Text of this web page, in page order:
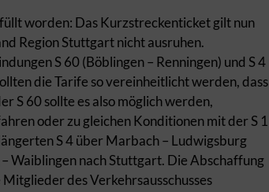
worden: Das Kurzstreckenticket gilt nun
Region Stuttgart nicht ausruhen.
S 60 (Böblingen – Renningen) und S 4
die Tarife so vereinheitlicht werden, dass
S 60 sollte es also möglich werden,
oder zu gleichen Konditionen mit der S 1
S 4 über Marbach – Ludwigsburg
Waiblingen nach Stuttgart. Die Abschaffung
des Verkehrsausschusses